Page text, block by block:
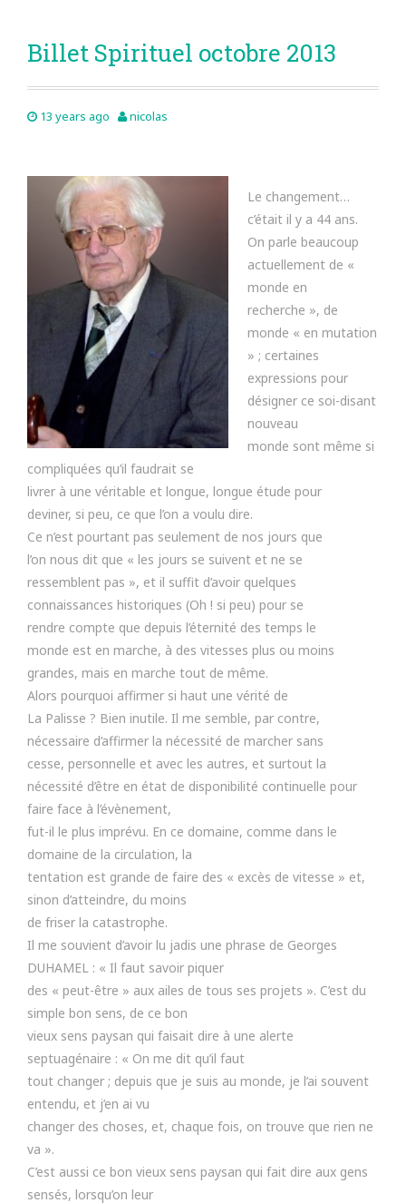
Billet Spirituel octobre 2013
13 years ago nicolas
Le changement…
c’était il y a 44 ans.
On parle beaucoup
actuellement de «
monde en
recherche », de
monde « en mutation
» ; certaines
expressions pour
désigner ce soi-disant
nouveau
monde sont même si
compliquées qu’il faudrait se
livrer à une véritable et longue, longue étude pour
deviner, si peu, ce que l’on a voulu dire.
Ce n’est pourtant pas seulement de nos jours que
l’on nous dit que « les jours se suivent et ne se
ressemblent pas », et il suffit d’avoir quelques
connaissances historiques (Oh ! si peu) pour se
rendre compte que depuis l’éternité des temps le
monde est en marche, à des vitesses plus ou moins
grandes, mais en marche tout de même.
Alors pourquoi affirmer si haut une vérité de
La Palisse ? Bien inutile. Il me semble, par contre,
nécessaire d’affirmer la nécessité de marcher sans
cesse, personnelle et avec les autres, et surtout la
nécessité d’être en état de disponibilité continuelle pour
faire face à l’évènement,
fut-il le plus imprévu. En ce domaine, comme dans le
domaine de la circulation, la
tentation est grande de faire des « excès de vitesse » et,
sinon d’atteindre, du moins
de friser la catastrophe.
Il me souvient d’avoir lu jadis une phrase de Georges
DUHAMEL : « Il faut savoir piquer
des « peut-être » aux ailes de tous ses projets ». C’est du
simple bon sens, de ce bon
vieux sens paysan qui faisait dire à une alerte
septuagénaire : « On me dit qu’il faut
tout changer ; depuis que je suis au monde, je l’ai souvent
entendu, et j’en ai vu
changer des choses, et, chaque fois, on trouve que rien ne
va ».
C’est aussi ce bon vieux sens paysan qui fait dire aux gens
sensés, lorsqu’on leur